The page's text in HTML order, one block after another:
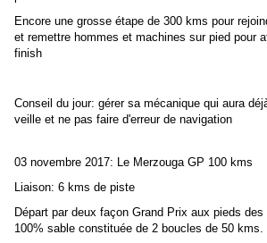
Encore une grosse étape de 300 kms pour
et remettre hommes et machines sur pied pour
finish
Conseil du jour: gérer sa mécanique qui aura
veille et ne pas faire d'erreur de navigation
03 novembre 2017: Le Merzouga GP 100 kms
Liaison: 6 kms de piste
Départ par deux façon Grand Prix aux pieds
100% sable constituée de 2 boucles de 50 kms.